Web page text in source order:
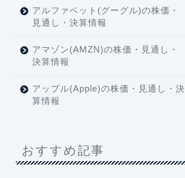
アルファベット(グーグル)の株価・
見通し・決算情報
アマゾン(AMZN)の株価・見通し・
決算情報
アップル(Apple)の株価・見通し・決
算情報
おすすめ記事